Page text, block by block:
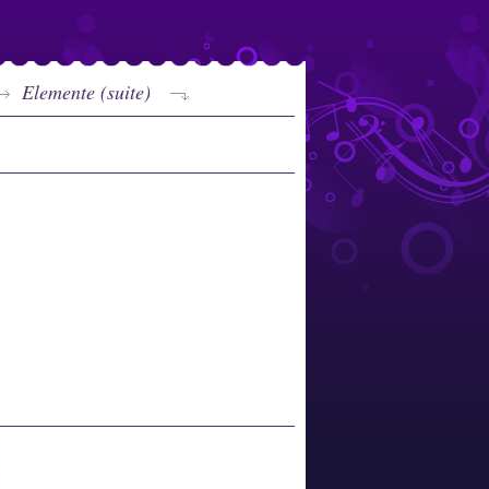
Elemente (suite)